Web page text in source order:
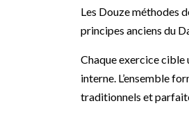
Les Douze méthodes
principes anciens du
Chaque exercice
interne. L’ensemble
traditionnels et